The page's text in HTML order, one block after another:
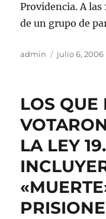
Providencia. A
de un grupo de
Autor
admin
Publicado
julio 6, 2006
LOS QUE
LA LEY